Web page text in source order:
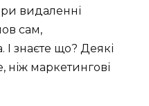
видаленні
сам,
знаєте що? Деякі
ніж маркетингові